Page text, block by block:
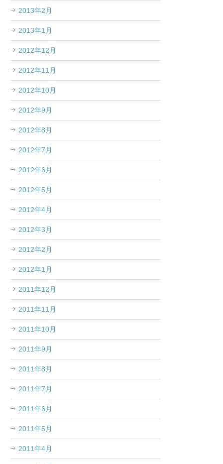
2013年2月
2013年1月
2012年12月
2012年11月
2012年10月
2012年9月
2012年8月
2012年7月
2012年6月
2012年5月
2012年4月
2012年3月
2012年2月
2012年1月
2011年12月
2011年11月
2011年10月
2011年9月
2011年8月
2011年7月
2011年6月
2011年5月
2011年4月